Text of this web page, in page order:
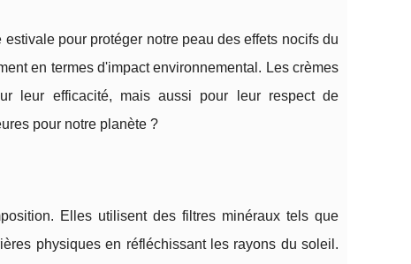
pour protéger notre peau des effets nocifs du
en termes d'impact environnemental. Les crèmes
leur efficacité, mais aussi pour leur respect de
pour notre planète ?
Elles utilisent des filtres minéraux tels que
physiques en réfléchissant les rayons du soleil.